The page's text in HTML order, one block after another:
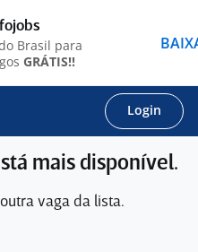
Login
mais disponível.
vaga da lista.
Brasil para
GRÁTIS!!